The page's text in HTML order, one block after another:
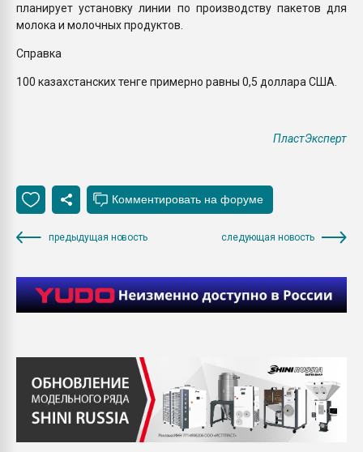
планирует установку линии по производству пакетов для
молока и молочных продуктов.
Справка
100 казахстанских тенге примерно равны 0,5 доллара США.
ПластЭксперт
предыдущая новость следующая новость